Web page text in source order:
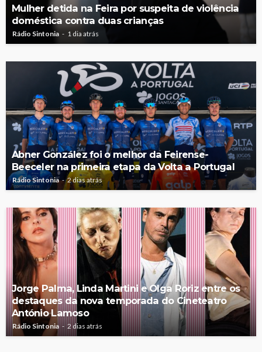
Mulher detida na Feira por suspeita de violência
doméstica contra duas crianças
Rádio Sintonia 1 dia atrás
Abner González foi o melhor da Feirense-
Beeceler na primeira etapa da Volta a Portugal
Rádio Sintonia 2 dias atrás
Jorge Palma, Linda Martini e Olga Roriz entre os
destaques da nova temporada do Cineteatro
António Lamoso
Rádio Sintonia 2 dias atrás